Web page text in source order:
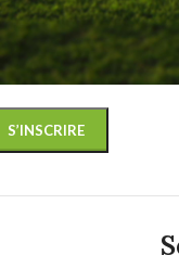
données personnelles
votre visite du site web,
décrites dans notre
S’INSCRIRE